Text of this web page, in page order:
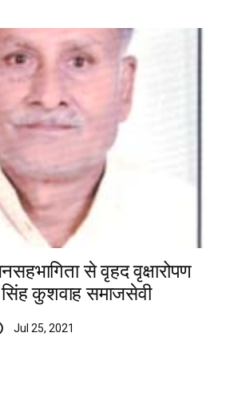
से वृहद वृक्षारोपण
सिंह कुशवाह समाजसेवी
Jul 25, 2021